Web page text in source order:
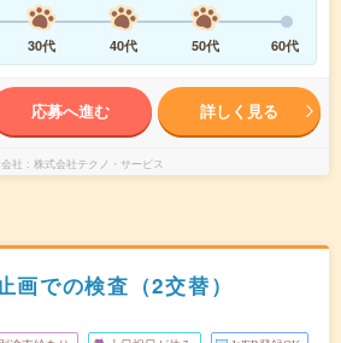
30代 40代 50代 60代
応募へ進む 詳しく見る
社 株式会社テクノ・サービス
画での検査（2交替）